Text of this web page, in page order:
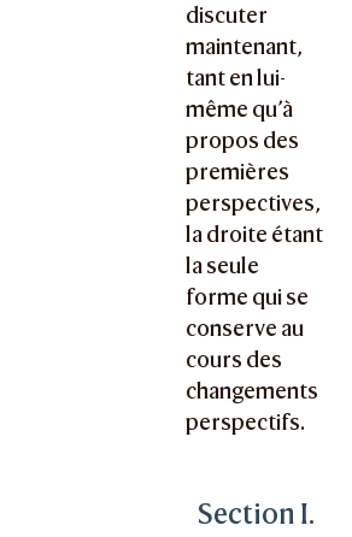
discuter
maintenant,
tant en lui-
même qu’à
propos des
premières
perspectives,
la droite étant
la seule
forme qui se
conserve au
cours des
changements
perspectifs.
Section I.